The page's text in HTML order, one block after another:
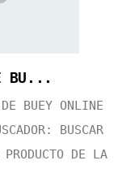
BU...
BUEY ONLINE
BUSCAR
DE LA